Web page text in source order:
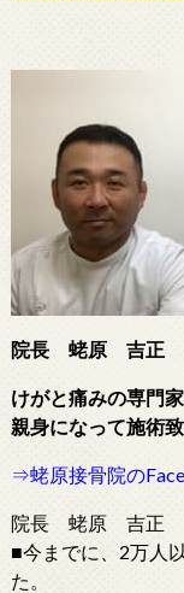
院長 蛯原 吉
けがと痛みの専門
親身になって施術致
⇒蛯原接骨院の
院長 蛯原 吉正
■今までに、2万人
た。